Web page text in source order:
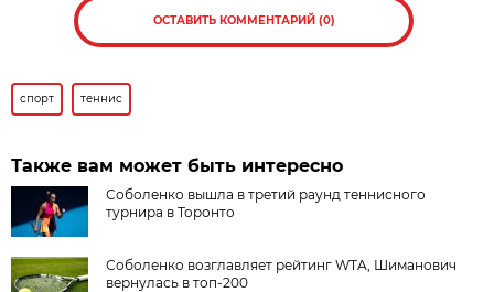
ОСТАВИТЬ КОММЕНТАРИЙ (0)
спорт теннис
Также вам может быть интересно
Соболенко вышла в третий раунд теннисного
турнира в Торонто
Соболенко возглавляет рейтинг WTA, Шиманович
вернулась в топ-200